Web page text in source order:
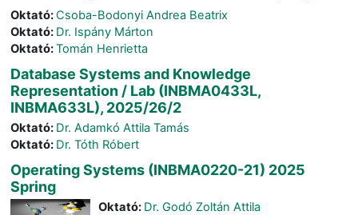
Oktató:Csoba-Bodonyi Andrea Beatrix
Oktató: Dr. Ispány Márton
Oktató:Tomán Henrietta
Database Systems and Knowledge
Representation / Lab (INBMA0433L,
INBMA633L), 2025/26/2
Oktató: Dr. Adamkó Attila Tamás
Oktató: Dr. Tóth Róbert
Operating Systems (INBMA0220-21) 2025
Spring
Oktató: Dr. Godó Zoltán Attila